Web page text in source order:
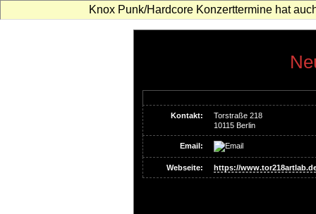
Knox Punk/Hardcore Konzerttermine hat
Kontakt:
Torstraße 218
10115 Berlin
Email:
Webseite: https://